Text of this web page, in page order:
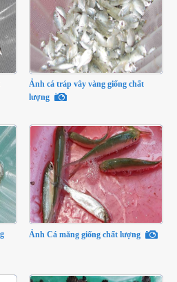
Ảnh cá tráp vây vàng giống chất
lượng
Ảnh Cá măng giống chất lượng